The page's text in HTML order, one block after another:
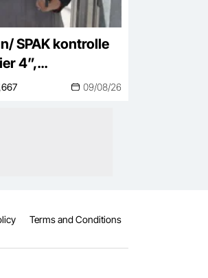
SPAK kontrolle
4”,
i vilës luksoze09/08/26
Terms and Conditions